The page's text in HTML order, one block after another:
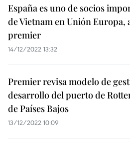
España es uno de socios
de Vietnam en Unión Europa,
premier
14/12/2022 13:32
Premier revisa modelo de
desarrollo del puerto de
de Países Bajos
13/12/2022 10:09